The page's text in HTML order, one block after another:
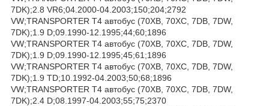
7DK);2.8 VR6;04.2000-04.2003;150;204;2792
VW;TRANSPORTER T4 автобус (70XB, 70XC, 7DB, 7DW,
7DK);1.9 D;09.1990-12.1995;44;60;1896
VW;TRANSPORTER T4 автобус (70XB, 70XC, 7DB, 7DW,
7DK);1.9 D;09.1990-12.1995;45;61;1896
VW;TRANSPORTER T4 автобус (70XB, 70XC, 7DB, 7DW,
7DK);1.9 TD;10.1992-04.2003;50;68;1896
VW;TRANSPORTER T4 автобус (70XB, 70XC, 7DB, 7DW,
7DK);2.4 D;08.1997-04.2003;55;75;2370